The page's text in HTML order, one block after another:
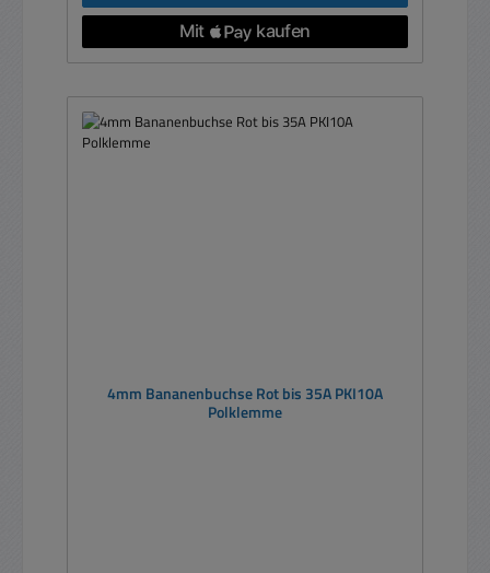
4mm Bananenbuchse Rot bis 35A PKI10A
Polklemme